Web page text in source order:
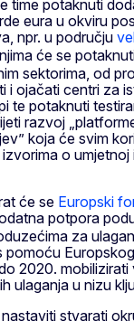
time potaknuti
eura u okviru
npr. u području
će se
sektorima, od
i ojačati centri za
te potaknuti
razvoj
koja će svim
o umjetnoj
će se Europski
potpora
za
pomoću
2020.
ulaganja u nizu
stvarati